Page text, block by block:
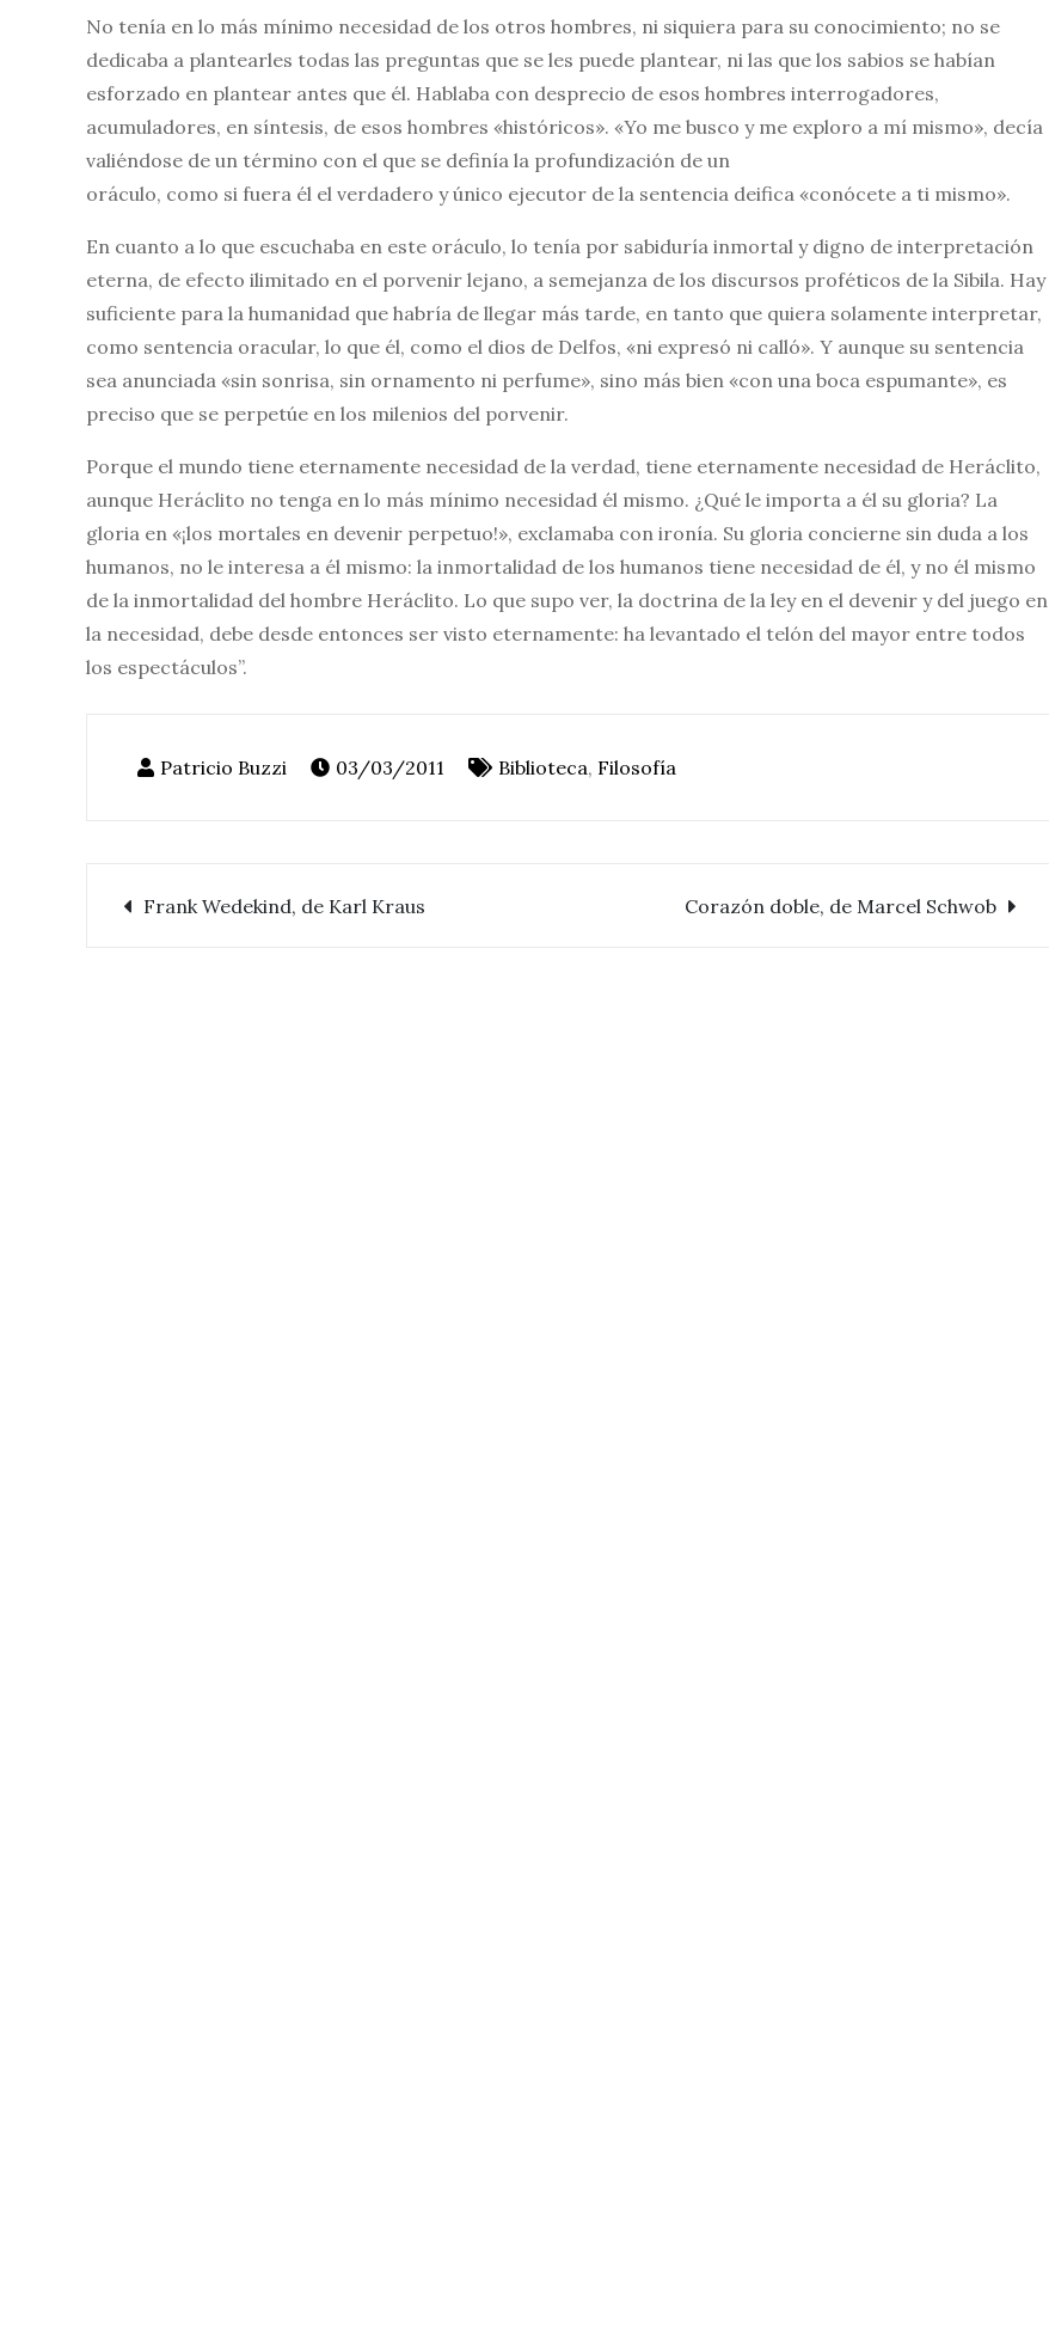
No tenía en lo más mínimo necesidad de los otros hombres, ni siquie­ra para su conocimiento; no se
dedicaba a plantearles todas las preguntas que se les puede plantear, ni las que los sabios se habían
esforzado en plantear antes que él. Hablaba con desprecio de esos hombres interrogadores,
acumuladores, en síntesis, de esos hombres «históricos». «Yo me busco y me exploro a mí mismo», decía
valiéndose de un término con el que se definía la profundización de un
oráculo, como si fuera él el verdadero y único ejecutor de la sentencia deifica «conócete a ti mismo».
En cuanto a lo que escuchaba en este oráculo, lo tenía por sabiduría inmortal y digno de interpretación
eterna, de efecto ilimitado en el porvenir lejano, a semejanza de los discursos proféticos de la Sibila. Hay
suficiente para la humanidad que habría de llegar más tarde, en tanto que quiera solamente interpretar,
como sentencia oracular, lo que él, como el dios de Delfos, «ni expresó ni calló». Y aunque su sentencia
sea anunciada «sin sonrisa, sin ornamento ni perfume», sino más bien «con una boca espumante», es
preciso que se perpetúe en los milenios del porvenir.
Porque el mundo tiene eternamente necesidad de la verdad, tiene eternamente necesidad de Heráclito,
aunque Heráclito no tenga en lo más mínimo necesidad él mismo. ¿Qué le importa a él su gloria? La
gloria en «¡los mortales en devenir perpetuo!», exclamaba con ironía. Su gloria concierne sin duda a los
humanos, no le interesa a él mismo: la inmortalidad de los humanos tiene necesidad de él, y no él mismo
de la inmortalidad del hombre Heráclito. Lo que supo ver, la doctrina de la ley en el devenir y del juego en
la necesidad, debe desde entonces ser visto eternamente: ha levantado el telón del mayor entre todos
los espectáculos”.
03/03/2011 Biblioteca, Filosofía
Frank Wedekind, de Karl Kraus Corazón doble, de Marcel Schwob